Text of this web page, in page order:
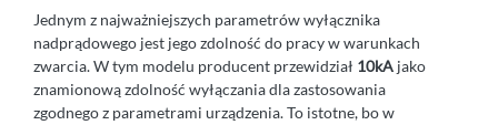
Jednym z najważniejszych parametrów wyłącznika
nadprądowego jest jego zdolność do pracy w warunkach
zwarcia. W tym modelu producent przewidział 10kA jako
znamionową zdolność wyłączania dla zastosowania
zgodnego z parametrami urządzenia. To istotne, bo w